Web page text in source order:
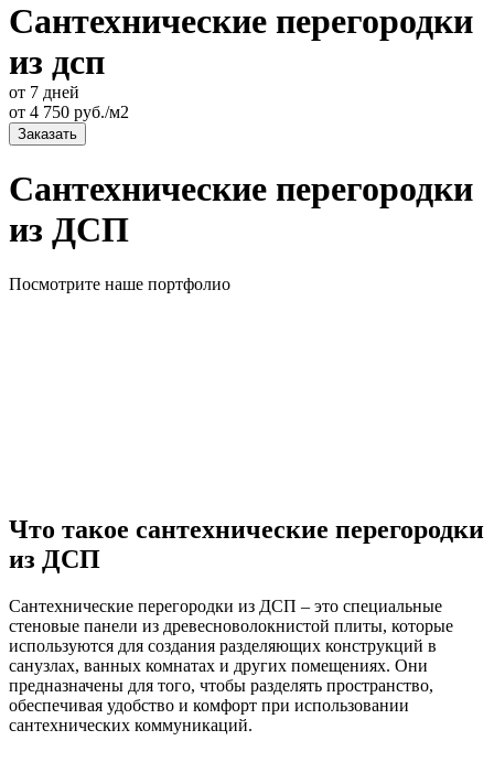
Сантехнические перегородки
из дсп
от 7 дней
от 4 750 руб./м2
Заказать
Сантехнические перегородки
из ДСП
Посмотрите наше портфолио
Что такое сантехнические перегородки
из ДСП
Сантехнические перегородки из ДСП – это специальные
стеновые панели из древесноволокнистой плиты, которые
используются для создания разделяющих конструкций в
санузлах, ванных комнатах и других помещениях. Они
предназначены для того, чтобы разделять пространство,
обеспечивая удобство и комфорт при использовании
сантехнических коммуникаций.